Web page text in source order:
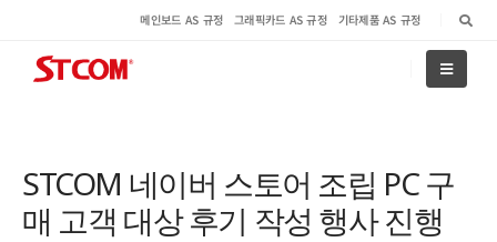
메인보드 AS 규정 그래픽카드 AS 규정 기타제품 AS 규정
STCOM 네이버 스토어 조립 PC 구
매 고객 대상 후기 작성 행사 진행